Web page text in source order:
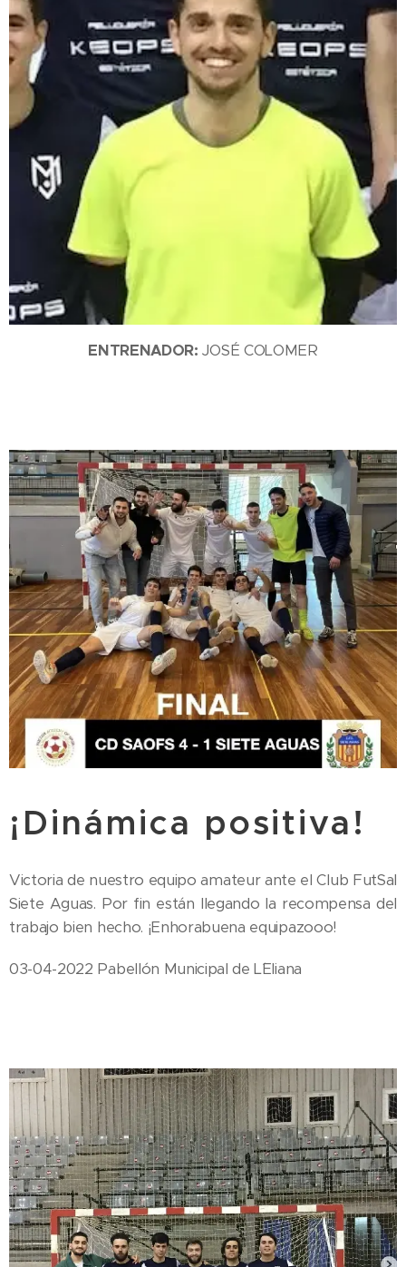
ENTRENADOR: JOSÉ COLOMER
¡Dinámica positiva!
Victoria de nuestro equipo amateur ante el Club FutSal
Siete Aguas. Por fin están llegando la recompensa del
trabajo bien hecho. ¡Enhorabuena equipazooo!
03-04-2022 Pabellón Municipal de L´Eliana